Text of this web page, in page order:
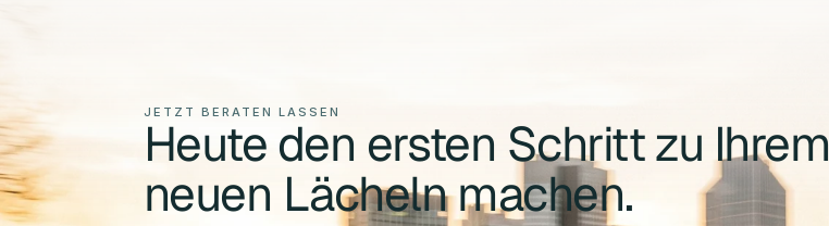
JETZT BERATEN LASSEN
Heute den ersten Schritt zu Ihrem
neuen Lächeln machen.